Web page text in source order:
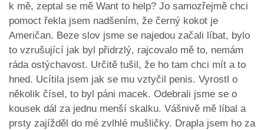
k mě, zeptal se mě Want to help? Jo samozřejmě chci
pomoct řekla jsem nadšením, že černý kokot je
Američan. Beze slov jsme se najedou začali líbat, bylo
to vzrušující jak byl přidrzlý, rajcovalo mě to, nemám
ráda ostýchavost. Určitě tušil, že ho tam chci mít a to
hned. Ucítila jsem jak se mu vztyčil penis. Vyrostl o
několik čísel, to byl páni macek. Odebrali jsme se o
kousek dál za jednu menší skalku. Vášnivě mě líbal a
prsty zajížděl do mé zvlhlé mušličky. Drapla jsem ho za